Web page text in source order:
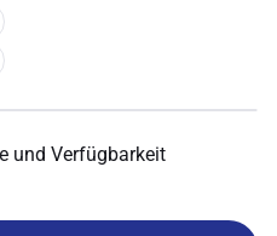
und Verfügbarkeit